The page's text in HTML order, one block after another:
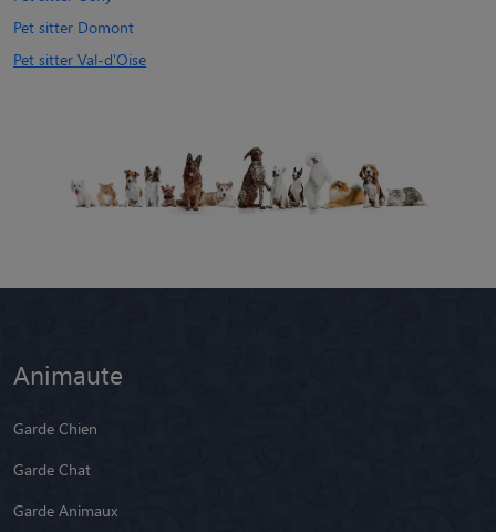
Pet sitter Domont
Pet sitter Val-d'Oise
Animaute
Garde Chien
Garde Chat
Garde Animaux